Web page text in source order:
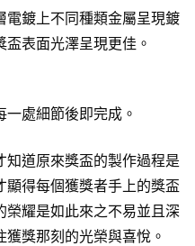
電鍍上不同種類金屬呈現鍍
盃表面光澤呈現更佳。
處細節後即完成。
知道原來獎盃的製作過程是
得每個獲獎者手上的獎盃
榮耀是如此來之不易並且深
獎那刻的光榮與喜悅。